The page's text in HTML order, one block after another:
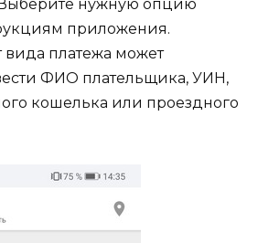
нужную опцию
приложения.
вида платежа может
ФИО плательщика, УИН,
кошелька или проездного